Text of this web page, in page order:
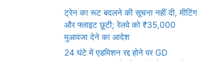
ट्रेन का रूट बदलने की सूचना नहीं दी, मीटिंग
और फ्लाइट छूटी; रेलवे को ₹35,000
मुआवजा देने का आदेश
24 घंटे में एडमिशन रद्द होने पर GD